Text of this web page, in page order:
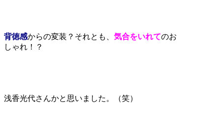
背徳感からの変装？それとも、 気合をいれてのお
しゃれ！？
浅香光代さんかと思いました。（笑）